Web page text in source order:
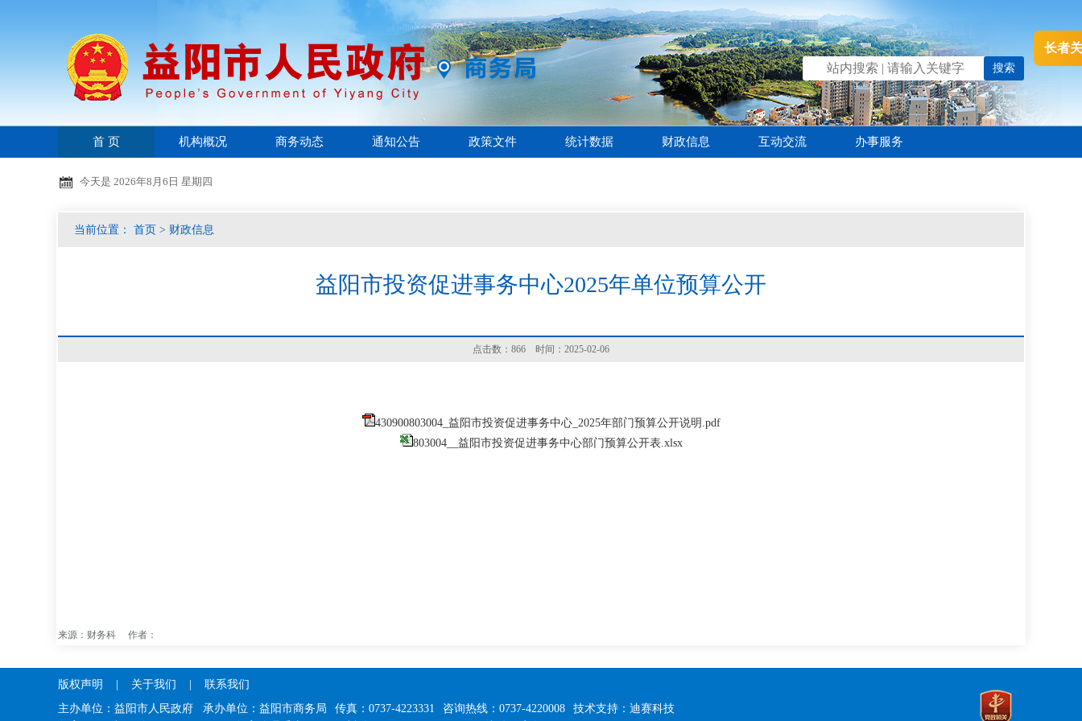
长者
首 页 机构概况 商务动态 通知公告 政策文件 统计数据 财政信息 互动交流 办事服务
今天是 2026年8月6日 星期四
当前位置： 首页 > 财政信息
益阳市投资促进事务中心2025年单位预算公开
点击数： 866 时间：2025-02-06
430900803004_益阳市投资促进事务中心_2025年部门预算公开说明.pdf
803004__益阳市投资促进事务中心部门预算公开表.xlsx
来源：财务科 作者：
版权声明 关于我们
联系我们
主办单位：益阳市人民政府 承办单位：益阳市商务局
传真：0737-4223331 咨询热线：0737-4220008
技术支持：迪赛科技